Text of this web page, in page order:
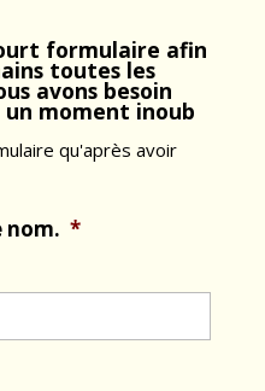
formulaire afin
toutes les
avons besoin
moment inoub
qu'après avoir
nom. *